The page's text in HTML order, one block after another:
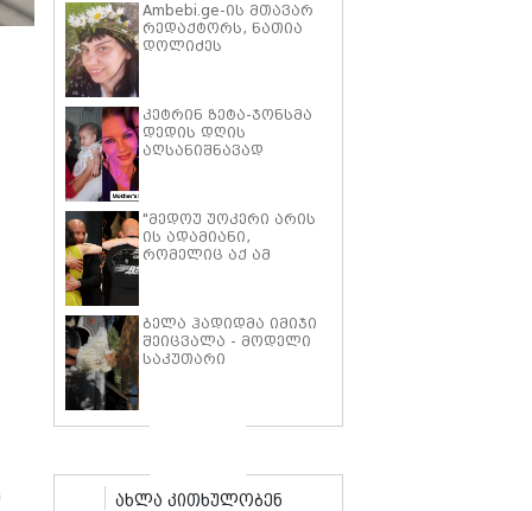
Ambebi.ge-ის მთავარ
რედაქტორს, ნათია
დოლიძეს
კეტრინ ზეტა-ჯონსმა
დედის დღის
აღსანიშნავად
"მედოუ უოკერი არის
ის ადამიანი,
რომელიც აქ ამ
კი წავალ და ცოტას
ვიტირებ" - ვინ
დიზელი კანის
ბელა ჰადიდმა იმიჯი
შეიცვალა - მოდელი
საკუთარი
პრეზენტაციაზე
გამოჩნდა
ახლა კითხულობენ